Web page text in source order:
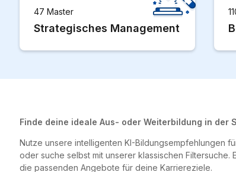
47 Master
Strategisches Management
Finde deine ideale Aus- oder Weiterbildung in der
Nutze unsere intelligenten KI-Bildungsempfehlungen
oder suche selbst mit unserer klassischen
die passenden Angebote für deine Karriereziele.